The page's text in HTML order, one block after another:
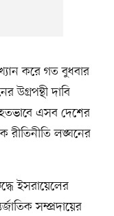
করে গত বুধবার
দাবি
এসব দেশের
রীতিনীতি লঙ্ঘনের
ইসরায়েলের
সম্প্রদায়ের